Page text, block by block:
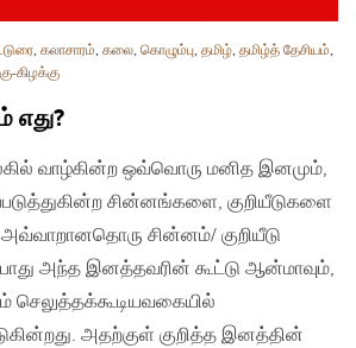
, கலாசாரம், கலை, கொழும்பு, தமிழ், தமிழ்த் தேசியம்,
கிழக்கு
எது?
வாழ்கின்ற ஒவ்வொரு மனித இனமும்,
சின்னங்களை, குறியீடுகளை
சின்னம்/ குறியீடு
அந்த இனத்தவரின் கூட்டு ஆன்மாவும்,
செலுத்தக்கூடியவகையில்
அதற்குள் குறித்த இனத்தின்